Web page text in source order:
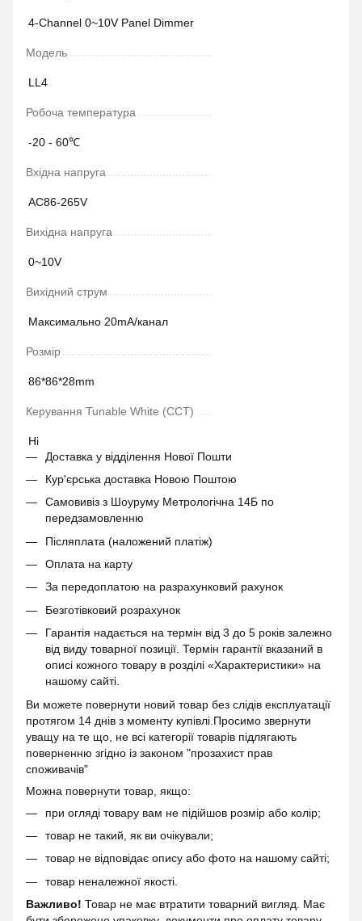
4-Channel 0~10V Panel Dimmer
Модель
LL4
Робоча температура
-20 - 60℃
Вхідна напруга
AC86-265V
Вихідна напруга
0~10V
Вихідний струм
Максимально 20mA/канал
Розмір
86*86*28mm
Керування Tunable White (CCT)
Ні
Доставка у відділення Нової Пошти
Кур'єрська доставка Новою Поштою
Самовивіз з Шоуруму Метрологічна 14Б по
передзамовленню
Післяплата (наложений платіж)
Оплата на карту
За передоплатою на разрахунковий рахунок
Безготівковий розрахунок
Гарантія надається на термін від 3 до 5 років залежно
від виду товарної позиції. Термін гарантії вказаний в
описі кожного товару в розділі «Характеристики» на
нашому сайті.
Ви можете повернути новий товар без слідів експлуатації
протягом 14 днів з моменту купівлі.Просимо звернути
уващу на те що, не всі категорії товарів підлягають
поверненню згідно із законом "прозахист прав
споживачів"
Можна повернути товар, якщо:
при огляді товару вам не підійшов розмір або колір;
товар не такий, як ви очікували;
товар не відповідає опису або фото на нашому сайті;
товар неналежної якості.
Важливо! Товар не має втратити товарний вигляд. Має